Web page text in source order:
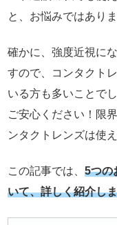
と、お悩みではありま
確かに、強度近視に
すので、コンタクト
いる方も多いことでし
ご安心ください！限
ンタクトレンズは使え
この記事では、 5つの
いて、詳しく紹介し